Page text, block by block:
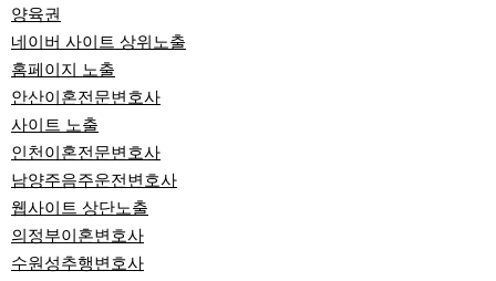
양육권
네이버 사이트 상위노출
홈페이지 노출
안산이혼전문변호사
사이트 노출
인천이혼전문변호사
남양주음주운전변호사
웹사이트 상단노출
의정부이혼변호사
수원성추행변호사